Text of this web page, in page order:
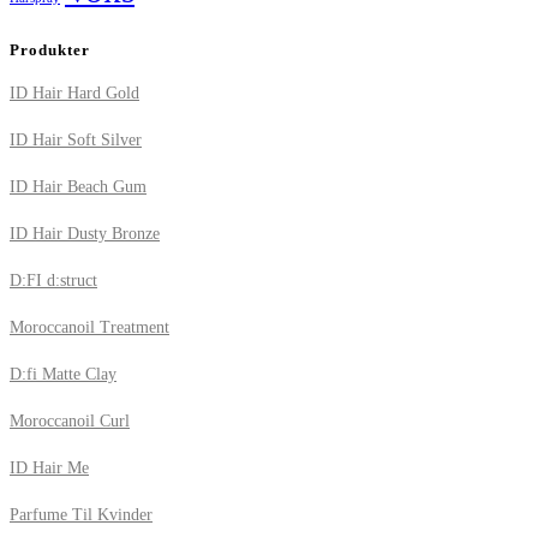
Produkter
ID Hair Hard Gold
ID Hair Soft Silver
ID Hair Beach Gum
ID Hair Dusty Bronze
D:FI d:struct
Moroccanoil Treatment
D:fi Matte Clay
Moroccanoil Curl
ID Hair Me
Parfume Til Kvinder